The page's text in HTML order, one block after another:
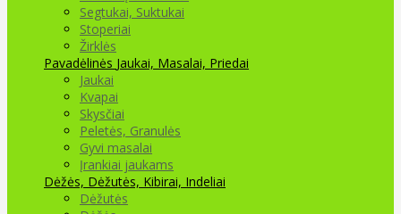
Segtukai, Suktukai
Stoperiai
Žirklės
Pavadėlinės Jaukai, Masalai, Priedai
Jaukai
Kvapai
Skysčiai
Peletės, Granulės
Gyvi masalai
Įrankiai jaukams
Dėžės, Dėžutės, Kibirai, Indeliai
Dėžutės